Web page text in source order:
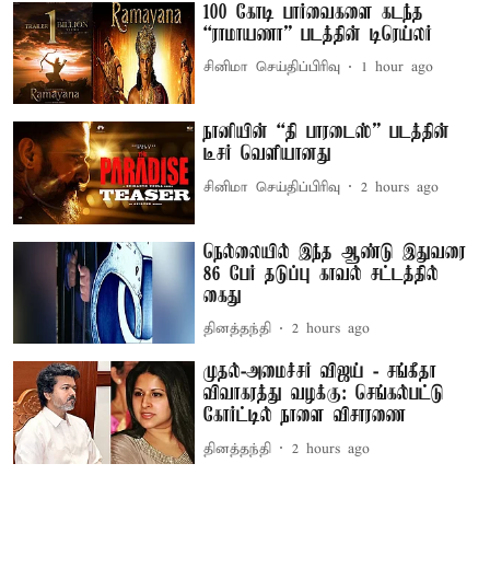
100 கோடி பார்வைகளை கடந்த
“ராமாயணா” படத்தின் டிரெய்லர்
சினிமா செய்திப்பிரிவு 1 hour ago
நானியின் “தி பாரடைஸ்” படத்தின்
டீசர் வெளியானது
சினிமா செய்திப்பிரிவு 2 hours ago
நெல்லையில் இந்த ஆண்டு இதுவரை
86 பேர் தடுப்பு காவல் சட்டத்தில்
கைது
தினத்தந்தி 2 hours ago
முதல்-அமைச்சர் விஜய் - சங்கீதா
விவாகரத்து வழக்கு: செங்கல்பட்டு
கோர்ட்டில் நாளை விசாரணை
தினத்தந்தி 2 hours ago